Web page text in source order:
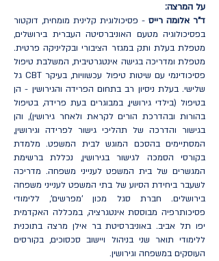
על המרצה:
ד"ר אלומה רייס - פסיכולוגית קלינית מומחית, דוקטור
בפסיכולוגיה מטעם האוניברסיטה העברית בירושלים,
מטפלת בעלת ותק במגזר הציבורי ובקליניקה פרטית.
מטפלת ומדריכה בגישה אינטגרטיבית, המשלבת טיפול
פסיכודינמי עם שיטות טיפול עכשוויות, בעיקר CBT גל
שלישי. בעלת ניסיון רב בתחום הפרידה והגירושין - הן
בטיפול (בילדי גירושין, במבוגרים בעת פרידה, בטיפול
בהורות ובהדרכת הורים לקראת ולאחר גירושין), והן
בגישור והדרכה של תהליכי גישור לפרידה וגירושין,
המסתיימים בהסכם המוגש לבית המשפט. מלמדת
בקורסי הסמכה לגישור בגירושין, נכללת ברשימת
המגשרים של בית המשפט לענייני משפחה. מדריכה
לשעבר ביחידת הסיוע של בתי המשפט לענייני משפחה
בירושלים. חברת סגל מכון 'מפרשים', ללימודי
פסיכותרפיה מבוססת אינטגרציה, במכללה האקדמית
יפו תל אביב. באוניברסיטת בר אילן מרצה בתוכנית
ללימודי תואר שני בניהול ויישוב סכסוכים, בקורסים
העוסקים במשפחה וגירושין.